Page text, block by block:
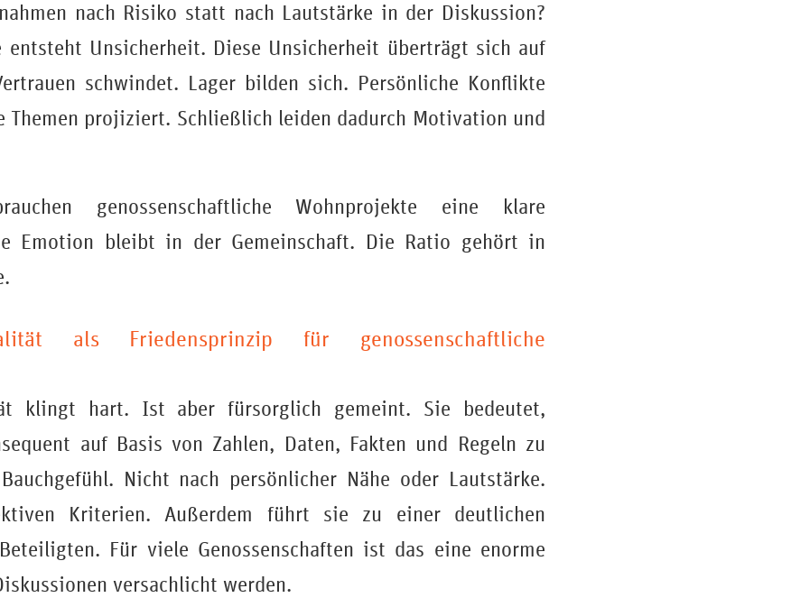
nach Risiko statt nach Lautstärke in der Diskussion?
entsteht Unsicherheit. Diese Unsicherheit überträgt sich auf
schwindet. Lager bilden sich. Persönliche Konflikte
Themen projiziert. Schließlich leiden dadurch Motivation und
genossenschaftliche Wohnprojekte eine klare
Emotion bleibt in der Gemeinschaft. Die Ratio gehört in
als Friedensprinzip für genossenschaftliche
klingt hart. Ist aber fürsorglich gemeint. Sie bedeutet,
auf Basis von Zahlen, Daten, Fakten und Regeln zu
Nicht nach persönlicher Nähe oder Lautstärke.
Kriterien. Außerdem führt sie zu einer deutlichen
Für viele Genossenschaften ist das eine enorme
versachlicht werden.